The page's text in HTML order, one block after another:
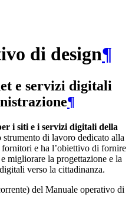
di design¶
e servizi digitali
¶
i siti e i servizi digitali della
strumento di lavoro dedicato alla
e ha l’obiettivo di fornire
migliorare la progettazione e la
verso la cittadinanza.
del Manuale operativo di